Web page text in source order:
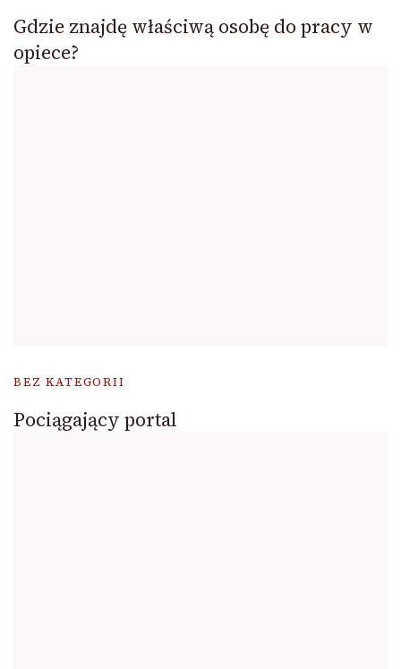
Gdzie znajdę właściwą osobę do pracy w
opiece?
BEZ KATEGORII
Pociągający portal